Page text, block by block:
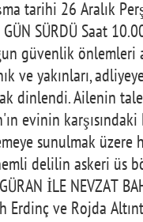
tarihi 26 Aralık
SÜRDÜ Saat
güvenlik önlemleri
ve yakınları,
dinlendi. Ailenin
evinin
sunulmak üzere
delilin askeri üs
İLE NEVZAT
Erdinç ve Rojda